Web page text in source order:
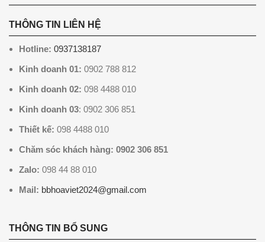
THÔNG TIN LIÊN HỆ
Hotline: 0937138187
Kinh doanh 01: 0902 788 812
Kinh doanh 02: 098 4488 010
Kinh doanh 03: 0902 306 851
Thiết kế: 098 4488 010
Chăm sóc khách hàng: 0902 306 851
Zalo: 098 44 88 010
Mail: bbhoaviet2024@gmail.com
THÔNG TIN BỔ SUNG